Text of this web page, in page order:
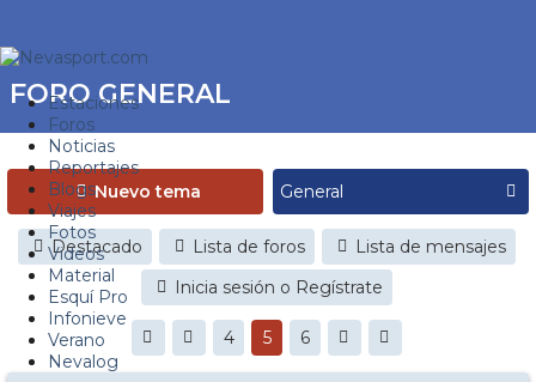
Estaciones
Foros
Noticias
Reportajes
Blogs
Viajes
Fotos
Videos
Material
Esquí Pro
Infonieve
Verano
Nevalog
FORO GENERAL
Nuevo tema
Destacado Lista de foros
Lista de mensajes
Inicia sesión o Regístrate
4 5 6